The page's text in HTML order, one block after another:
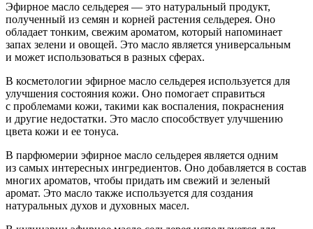
Эфирное масло сельдерея — это натуральный продукт,
полученный из семян и корней растения сельдерея. Оно
обладает тонким, свежим ароматом, который напоминает
запах зелени и овощей. Это масло является универсальным
и может использоваться в разных сферах.
В косметологии эфирное масло сельдерея используется для
улучшения состояния кожи. Оно помогает справиться
с проблемами кожи, такими как воспаления, покраснения
и другие недостатки. Это масло способствует улучшению
цвета кожи и ее тонуса.
В парфюмерии эфирное масло сельдерея является одним
из самых интересных ингредиентов. Оно добавляется в состав
многих ароматов, чтобы придать им свежий и зеленый
аромат. Это масло также используется для создания
натуральных духов и духовных масел.